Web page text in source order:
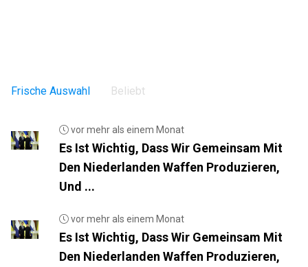
Frische Auswahl Beliebt
vor mehr als einem Monat
Es Ist Wichtig, Dass Wir Gemeinsam Mit
Den Niederlanden Waffen Produzieren,
Und ...
vor mehr als einem Monat
Es Ist Wichtig, Dass Wir Gemeinsam Mit
Den Niederlanden Waffen Produzieren,